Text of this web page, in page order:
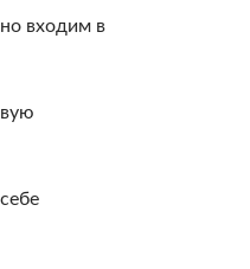
входим в